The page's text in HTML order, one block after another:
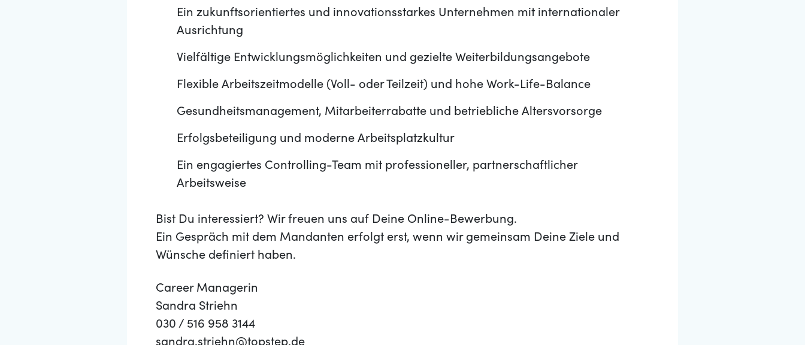
Ein zukunftsorientiertes und innovationsstarkes Unternehmen mit internationaler
Ausrichtung
Vielfältige Entwicklungsmöglichkeiten und gezielte Weiterbildungsangebote
Flexible Arbeitszeitmodelle (Voll- oder Teilzeit) und hohe Work-Life-Balance
Gesundheitsmanagement, Mitarbeiterrabatte und betriebliche Altersvorsorge
Erfolgsbeteiligung und moderne Arbeitsplatzkultur
Ein engagiertes Controlling-Team mit professioneller, partnerschaftlicher
Arbeitsweise
Bist Du interessiert? Wir freuen uns auf Deine Online-Bewerbung.
Ein Gespräch mit dem Mandanten erfolgt erst, wenn wir gemeinsam Deine Ziele und
Wünsche definiert haben.
Career Managerin
Sandra Striehn
030 / 516 958 3144